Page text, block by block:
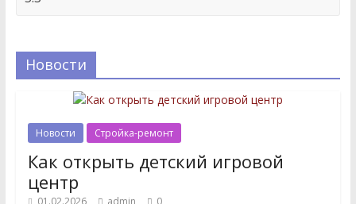
Новости
Новости Стройка-ремонт
Как открыть детский игровой
центр
01.02.2026 admin 0